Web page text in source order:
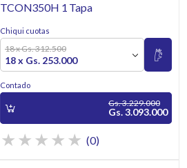
TCON350H 1 Tapa
Chiqui cuotas
18 x Gs. 312.500
18 x Gs. 253.000
Contado
Gs. 3.229.000
Gs. 3.093.000
(0)